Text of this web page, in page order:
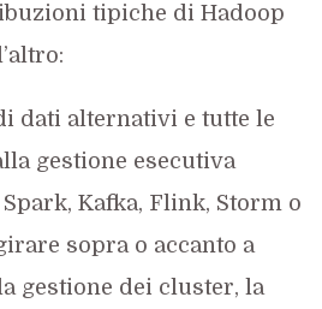
tipiche di Hadoop
dati alternativi e tutte le
gestione esecutiva
Kafka, Flink, Storm o
sopra o accanto a
gestione dei cluster, la